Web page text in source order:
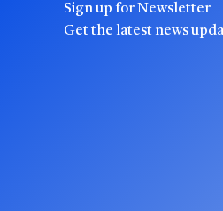
Sign up for Newsletter
Get the latest news